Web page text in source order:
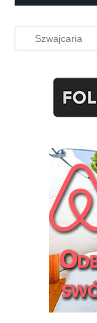
Kategorie